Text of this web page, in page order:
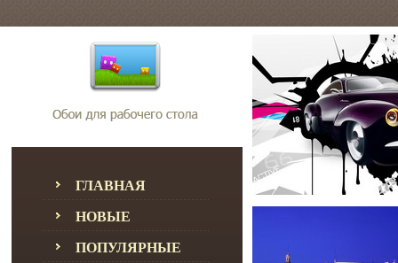
ГЛАВНАЯ
НОВЫЕ
ПОПУЛЯРНЫЕ